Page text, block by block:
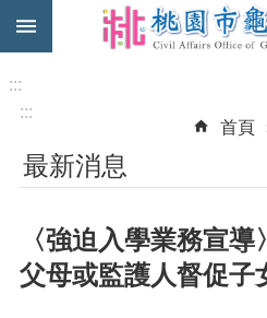
跳到主要內容區塊
市
民
進
階
:::
:::
首頁
最新消息
〈強迫入學業務宣
父母或監護人督促子